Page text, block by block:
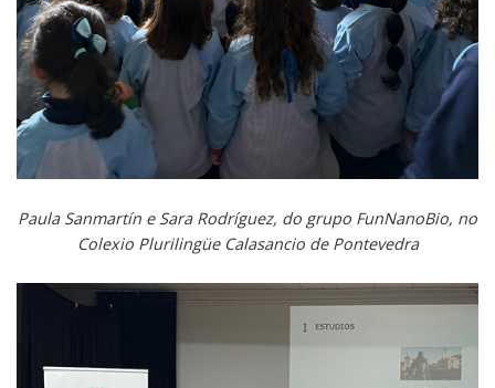
Paula Sanmartín e Sara Rodríguez, do grupo FunNanoBio, no
Colexio Plurilingüe Calasancio de Pontevedra